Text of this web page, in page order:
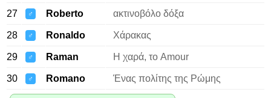
27 ♂ Roberto ακτινοβόλο δόξα
28 ♂ Ronaldo Χάρακας
29 ♂ Raman Η χαρά, το Amour
30 ♂ Romano Ένας πολίτης της Ρώμης